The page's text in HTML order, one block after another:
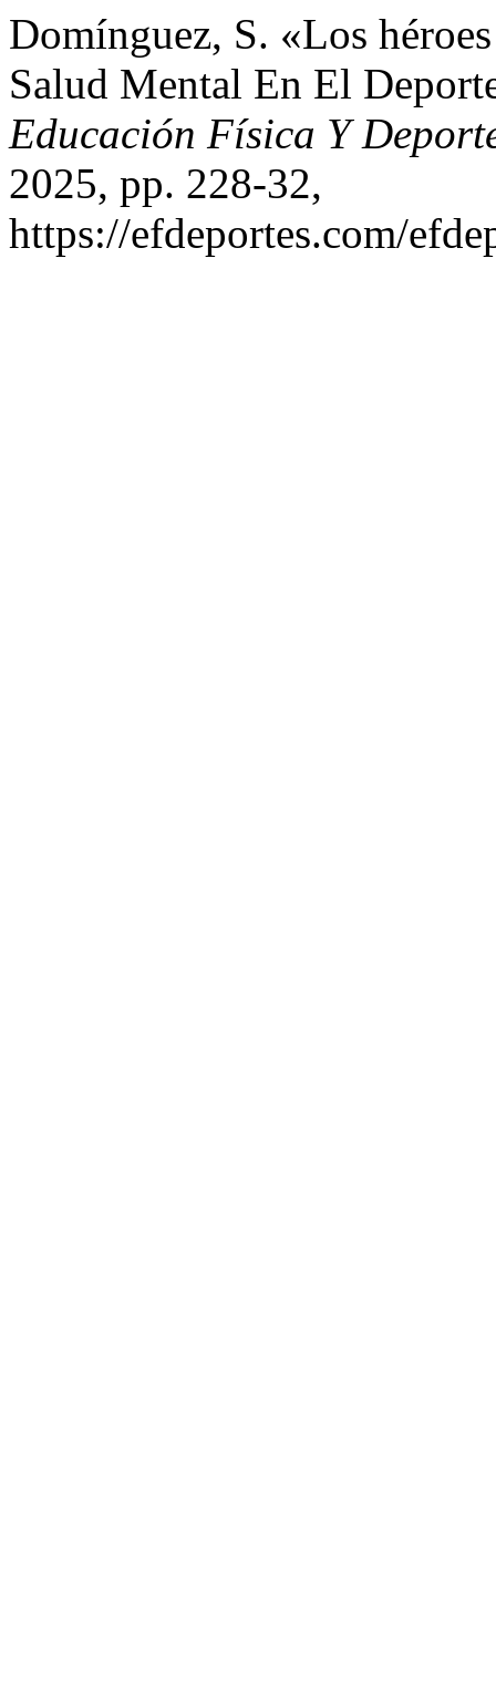
Domínguez, S. «Los
Salud Mental En El
Educación Física Y
2025, pp. 228-32,
https://efdeportes.com/